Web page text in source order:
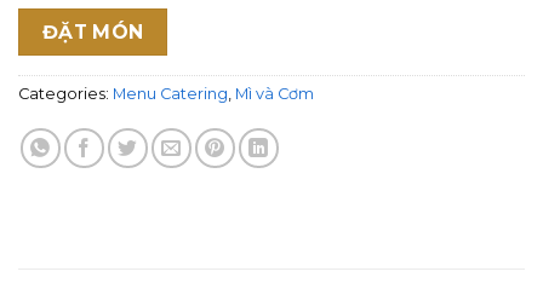
ĐẶT MÓN
Categories: Menu Catering Mì và Cơm